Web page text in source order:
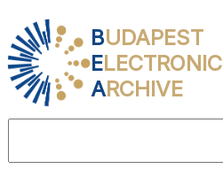
BUDAPEST
ELECTRONIC
ARCHIVE